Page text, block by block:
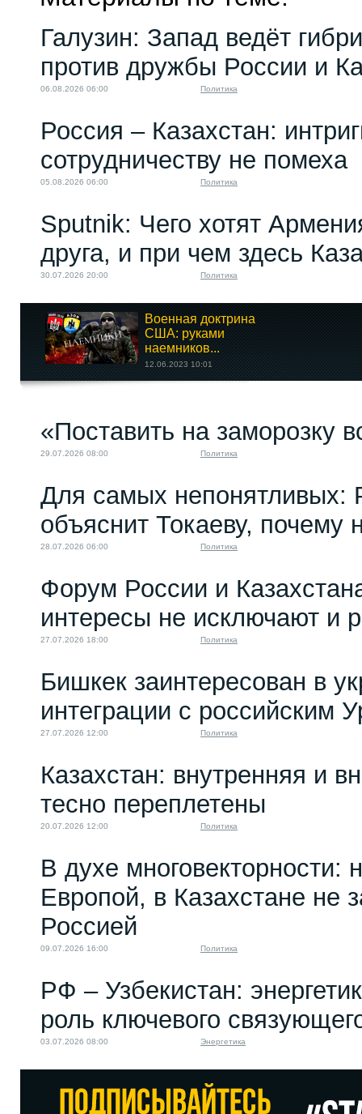
Галузин: Запад ведёт
против дружбы России и
06.08.2026 06:00 Политика
Россия – Казахстан:
сотрудничеству не помеха
05.08.2026 06:00 Политика
Sputnik: Чего хотят
друга, и при чем здесь
30.07.2026 20:00 Политика
Военная доктрина
США: руками
наемников...
12.06.2023 10:01
«Факты говорят сами
за себя»: учителя...
22.08.2025 12:00
«Поставить на заморозку
29.07.2026 08:00 Политика
Для самых непонятливых:
объяснит Токаеву,
28.07.2026 06:00 Политика
Форум России и
интересы не исключают и
27.07.2026 18:00 Политика
Бишкек заинтересован в
интеграции с российским
27.07.2026 12:00 Политика
Казахстан: внутренняя и
тесно переплетены
20.07.2026 12:00 Политика
В духе многовекторности:
Европой, в Казахстане не
Россией
09.07.2026 16:00 Политика
РФ – Узбекистан:
роль ключевого
03.07.2026 08:00 Энергетика